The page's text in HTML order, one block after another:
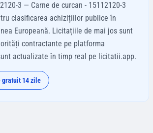
3 — Carne de curcan - 15112120-3
clasificarea achizițiilor publice în
Europeană. Licitațiile de mai jos sunt
contractante pe platforma
actualizate în timp real pe licitatii.app.
gratuit 14 zile